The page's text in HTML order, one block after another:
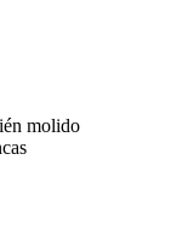
molido